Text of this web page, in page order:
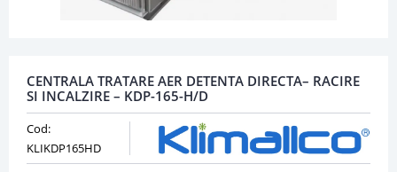
CENTRALA TRATARE AER DETENTA DIRECTA– RACIRE
SI INCALZIRE – KDP-165-H/D
Cod:
KLIKDP165HD